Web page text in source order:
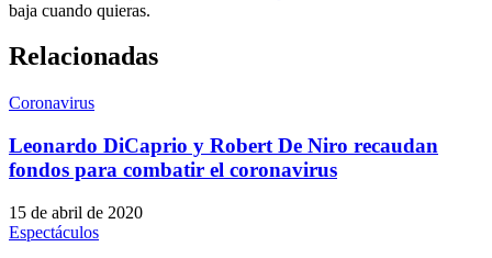
baja cuando quieras.
Relacionadas
Coronavirus
Leonardo DiCaprio y Robert De Niro recaudan
fondos para combatir el coronavirus
15 de abril de 2020
Espectáculos